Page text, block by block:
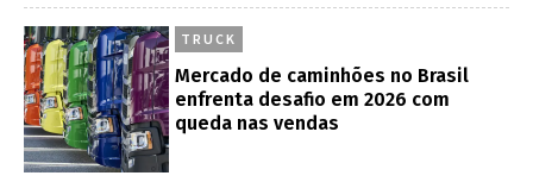
TRUCK
Mercado de caminhões no Brasil
enfrenta desafio em 2026 com
queda nas vendas